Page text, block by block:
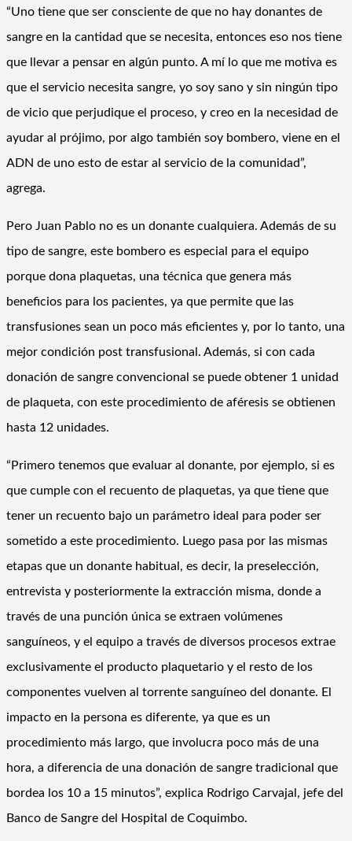
“Uno tiene que ser consciente de que no hay donantes de
sangre en la cantidad que se necesita, entonces eso nos tiene
que llevar a pensar en algún punto. A mí lo que me motiva es
que el servicio necesita sangre, yo soy sano y sin ningún tipo
de vicio que perjudique el proceso, y creo en la necesidad de
ayudar al prójimo, por algo también soy bombero, viene en el
ADN de uno esto de estar al servicio de la comunidad”,
agrega.
Pero Juan Pablo no es un donante cualquiera. Además de su
tipo de sangre, este bombero es especial para el equipo
porque dona plaquetas, una técnica que genera más
beneficios para los pacientes, ya que permite que las
transfusiones sean un poco más eficientes y, por lo tanto, una
mejor condición post transfusional. Además, si con cada
donación de sangre convencional se puede obtener 1 unidad
de plaqueta, con este procedimiento de aféresis se obtienen
hasta 12 unidades.
“Primero tenemos que evaluar al donante, por ejemplo, si es
que cumple con el recuento de plaquetas, ya que tiene que
tener un recuento bajo un parámetro ideal para poder ser
sometido a este procedimiento. Luego pasa por las mismas
etapas que un donante habitual, es decir, la preselección,
entrevista y posteriormente la extracción misma, donde a
través de una punción única se extraen volúmenes
sanguíneos, y el equipo a través de diversos procesos extrae
exclusivamente el producto plaquetario y el resto de los
componentes vuelven al torrente sanguíneo del donante. El
impacto en la persona es diferente, ya que es un
procedimiento más largo, que involucra poco más de una
hora, a diferencia de una donación de sangre tradicional que
bordea los 10 a 15 minutos”, explica Rodrigo Carvajal, jefe del
Banco de Sangre del Hospital de Coquimbo.